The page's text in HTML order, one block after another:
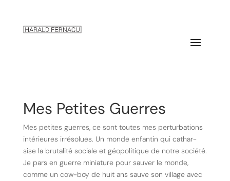
Mes Petites Guerres
Mes petites guerres, ce sont toutes mes perturbations
intérieures irrésolues. Un monde enfantin qui cathar-
sise la brutalité sociale et géopolitique de notre société.
Je pars en guerre miniature pour sauver le monde,
comme un cow-boy de huit ans sauve son village avec